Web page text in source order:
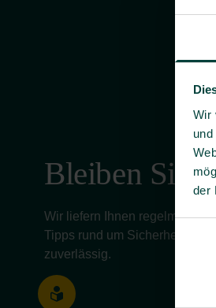
Wir
der
Bleiben Sie
Wir liefern Ihnen regelmäßig
Tipps rund um Sicherheit und
zuverlässig.